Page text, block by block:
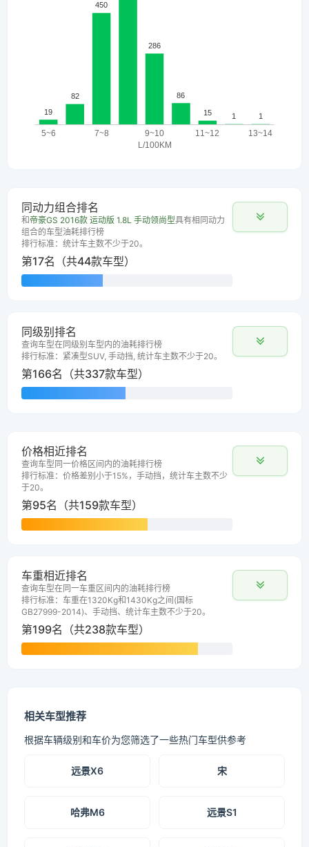
同动力组合排名
和 帝豪GS 2016款 运动版 1.8L 手动领尚型具有相同动力
组合的车型油耗排行榜
排行标准：统计车主数不少于20。
第17名（共44款车型）
同级别排名
查询车型在同级别车型内的油耗排行榜
排行标准：紧凑型SUV, 手动挡, 统计车主数不少于20。
第166名（共337款车型）
价格相近排名
查询车型同一价格区间内的油耗排行榜
排行标准：价格差别小于15%，手动挡，统计车主数不少
于20。
第95名（共159款车型）
车重相近排名
查询车型在同一车重区间内的油耗排行榜
排行标准：车重在1320Kg和1430Kg之间(国标
GB27999-2014)、手动挡、统计车主数不少于20。
第199名（共238款车型）
相关车型推荐
根据车辆级别和车价为您筛选了一些热门车型供参考
远景X6 宋
哈弗M6 远景S1